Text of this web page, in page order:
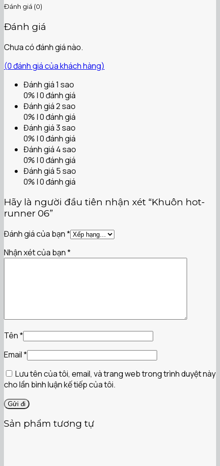
Đánh giá (0)
Đánh giá
Chưa có đánh giá nào.
(0đánh giá của khách hàng)
Đánh giá 1 sao
0% | 0 đánh giá
Đánh giá 2 sao
0% | 0 đánh giá
Đánh giá 3 sao
0% | 0 đánh giá
Đánh giá 4 sao
0% | 0 đánh giá
Đánh giá 5 sao
0% | 0 đánh giá
Hãy là người đầu tiên nhận xét “Khuôn hot-
runner 06”
Đánh giá của bạn*
Nhận xét của bạn*
Tên*
Email*
Lưu tên của tôi, email, và trang web trong trình duyệt này
cho lần bình luận kế tiếp của tôi.
Sản phẩm tương tự